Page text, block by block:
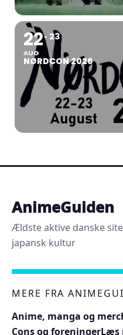
22
AUG
23
NØRDCON 2026
AnimeGuiden
Ældste aktive danske
japansk kultur
MERE FRA
Anime, manga og
Cons og foreningerLæs